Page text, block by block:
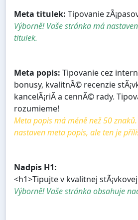
Meta titulek: Tipovanie
Výborně! Vaše stránka má
titulek.
Meta popis: Tipovanie cez
bonusy, kvalitnÃ© recenzie
kancelÃ¡riÃ­ a cennÃ© rady.
rozumieme!
Meta popis má méně než 50
nastaven meta popis, ale ten je
Nadpis H1:
<h1>Tipujte v kvalitnej
Výborně! Vaše stránka obsahuje